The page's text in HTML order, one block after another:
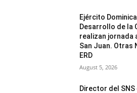
Ejército
Desarrollo de la
realizan jornada
San Juan. Otras
ERD
August 5, 2026
Director del SNS